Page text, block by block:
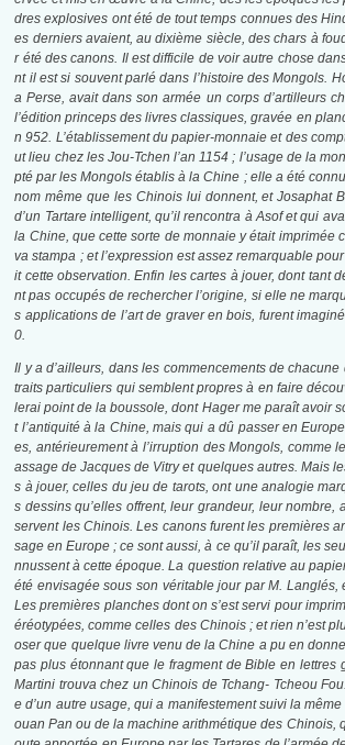
dres explosives ont été de tout temps connues des
es derniers avaient, au dixième siècle, des chars à
r été des canons. Il est difficile de voir autre chose
nt il est si souvent parlé dans l’histoire des Mongols.
a Perse, avait dans son armée un corps d’artilleurs
l’édition princeps des livres classiques, gravée en
n 952. L’établissement du papier-monnaie et des
ut lieu chez les Jou-Tchen l’an 1154 ; l’usage de la
pté par les Mongols établis à la Chine ; elle a été
nom même que les Chinois lui donnent, et Josaphat
d’un Tartare intelligent, qu’il rencontra à Asof et qui
la Chine, que cette sorte de monnaie y était imprimée
va stampa ; et l’expression est assez remarquable
it cette observation. Enfin les cartes à jouer, dont tant
nt pas occupés de rechercher l’origine, si elle ne
s applications de l’art de graver en bois, furent
0.
Il y a d’ailleurs, dans les commencements de
traits particuliers qui semblent propres à en faire
lerai point de la boussole, dont Hager me paraît avoir
t l’antiquité à la Chine, mais qui a dû passer en
es, antérieurement à l’irruption des Mongols, comme
assage de Jacques de Vitry et quelques autres. Mais
s à jouer, celles du jeu de tarots, ont une analogie
s dessins qu’elles offrent, leur grandeur, leur nombre,
servent les Chinois. Les canons furent les premières
sage en Europe ; ce sont aussi, à ce qu’il paraît, les
nnussent à cette époque. La question relative au
été envisagée sous son véritable jour par M. Langlés,
Les premières planches dont on s’est servi pour
éréotypées, comme celles des Chinois ; et rien n’est
oser que quelque livre venu de la Chine a pu en
pas plus étonnant que le fragment de Bible en lettres
Martini trouva chez un Chinois de Tchang- Tcheou
e d’un autre usage, qui a manifestement suivi la même
ouan Pan ou de la machine arithmétique des Chinois,